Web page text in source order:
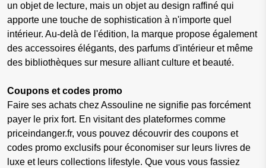
un objet de lecture, mais un objet au design raffiné qui
apporte une touche de sophistication à n'importe quel
intérieur. Au-delà de l'édition, la marque propose également
des accessoires élégants, des parfums d'intérieur et même
des bibliothèques sur mesure alliant culture et beauté.
Coupons et codes promo
Faire ses achats chez Assouline ne signifie pas forcément
payer le prix fort. En visitant des plateformes comme
priceindanger.fr, vous pouvez découvrir des coupons et
codes promo exclusifs pour économiser sur leurs livres de
luxe et leurs collections lifestyle. Que vous vous fassiez